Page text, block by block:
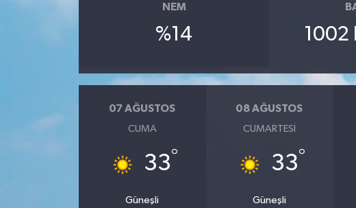
NEM
%14 1002
07 AĞUSTOS
CUMA
33°
Güneşli
08 AĞUSTOS
CUMARTESI
33°
Güneşli